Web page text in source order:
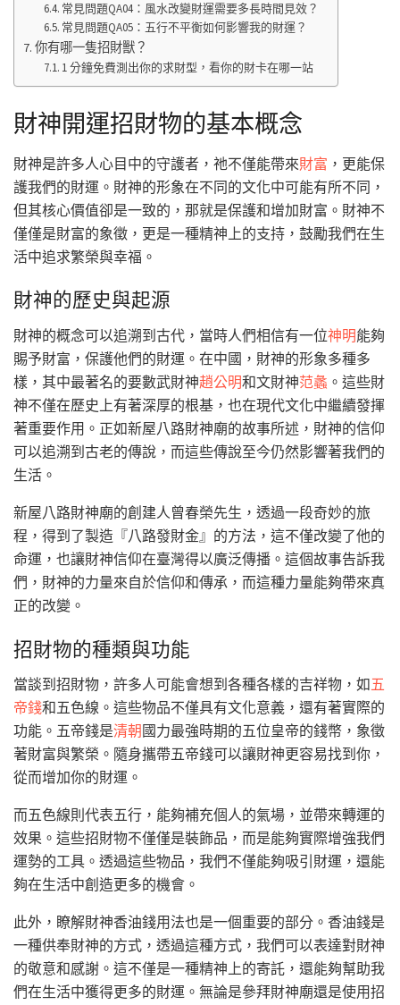
常見問題QA04：風水改變財運需要多長時間見效？
常見問題QA05：五行不平衡如何影響我的財運？
你有哪一隻招財獸？
1 分鐘免費測出你的求財型，看你的財卡在哪一站
財神開運招財物的基本概念
財神是許多人心目中的守護者，祂不僅能帶來財富 ，更能保
護我們的財運。財神的形象在不同的文化中可能有所不同，
但其核心價值卻是一致的，那就是保護和增加財富。財神不
僅僅是財富的象徵，更是一種精神上的支持，鼓勵我們在生
活中追求繁榮與幸福。
財神的歷史與起源
財神的概念可以追溯到古代，當時人們相信有一位神明能夠
賜予財富，保護他們的財運。在中國，財神的形象多種多
樣，其中最著名的要數武財神趙公明和文財神范蠡 。這些財
神不僅在歷史上有著深厚的根基，也在現代文化中繼續發揮
著重要作用。正如新屋八路財神廟的故事所述，財神的信仰
可以追溯到古老的傳說，而這些傳說至今仍然影響著我們的
生活。
新屋八路財神廟的創建人曾春榮先生，透過一段奇妙的旅
程，得到了製造『八路發財金』的方法，這不僅改變了他的
命運，也讓財神信仰在臺灣得以廣泛傳播。這個故事告訴我
們，財神的力量來自於信仰和傳承，而這種力量能夠帶來真
正的改變。
招財物的種類與功能
當談到招財物，許多人可能會想到各種各樣的吉祥物，如五
帝錢和五色線。這些物品不僅具有文化意義，還有著實際的
功能。五帝錢是清朝 國力最強時期的五位皇帝的錢幣，象徵
著財富與繁榮。隨身攜帶五帝錢可以讓財神更容易找到你，
從而增加你的財運。
而五色線則代表五行，能夠補充個人的氣場，並帶來轉運的
效果。這些招財物不僅僅是裝飾品，而是能夠實際增強我們
運勢的工具。透過這些物品，我們不僅能夠吸引財運，還能
夠在生活中創造更多的機會。
此外，瞭解財神香油錢用法也是一個重要的部分。香油錢是
一種供奉財神的方式，透過這種方式，我們可以表達對財神
的敬意和感謝。這不僅是一種精神上的寄託，還能夠幫助我
們在生活中獲得更多的財運。無論是參拜財神廟還是使用招